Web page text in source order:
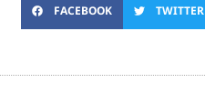
FACEBOOK TWITTER